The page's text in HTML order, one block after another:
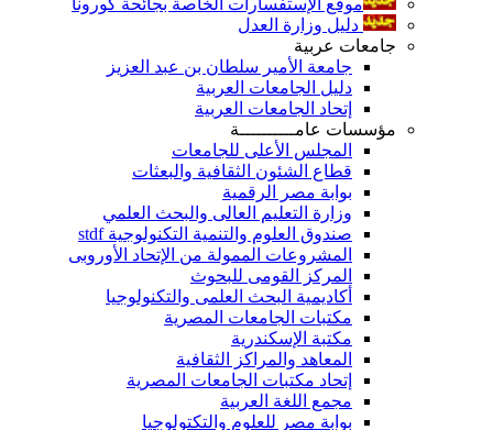
دليل وزارة العدل
جامعات عربية
جامعة الأمير سلطان بن عبد العزيز
دليل الجامعات العربية
إتحاد الجامعات العربية
مؤسسات عامــــــــــة
المجلس الأعلى للجامعات
قطاع الشئون الثقافية والبعثات
بوابة مصر الرقمية
وزارة التعليم العالى والبحث العلمي
صندوق العلوم والتنمية التكنولوجية stdf
المشروعات الممولة من الإتحاد الأوروبى
المركز القومى للبحوث
أكاديمية البحث العلمى والتكنولوجيا
مكتبات الجامعات المصرية
مكتبة الإسكندرية
المعاهد والمراكز الثقافية
إتحاد مكتبات الجامعات المصرية
مجمع اللغة العربية
بوابة مصر للعلوم والتكتولوجيا